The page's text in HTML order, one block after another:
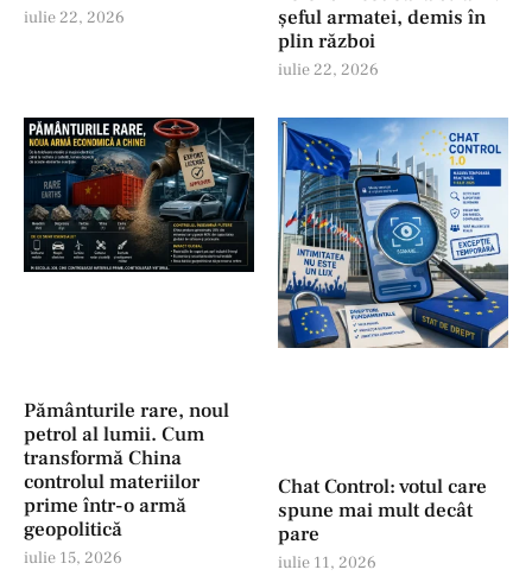
iulie 22, 2026
șeful armatei, demis în
plin război
iulie 22, 2026
Pământurile rare, noul
petrol al lumii. Cum
transformă China
controlul materiilor
prime într-o armă
geopolitică
iulie 15, 2026
Chat Control: votul care
spune mai mult decât
pare
iulie 11, 2026